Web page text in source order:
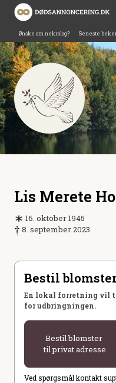
Ønske om nekrolog? Seneste
Lis Merete
16. oktober 1945
8. september 2023
Bestil
En lokal forretning vil
for udbringningen.
Bestil blomster
til privat adresse
Ved spørgsmål kontakt